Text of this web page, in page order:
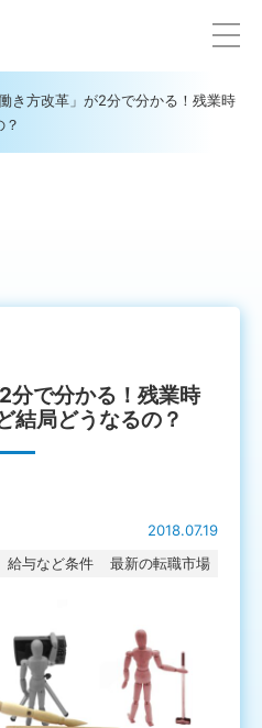
働き方改革」が2分で分かる！残業時
分で分かる！残業時
結局どうなるの？
2018.07.19
最新の転職市場
給与など条件